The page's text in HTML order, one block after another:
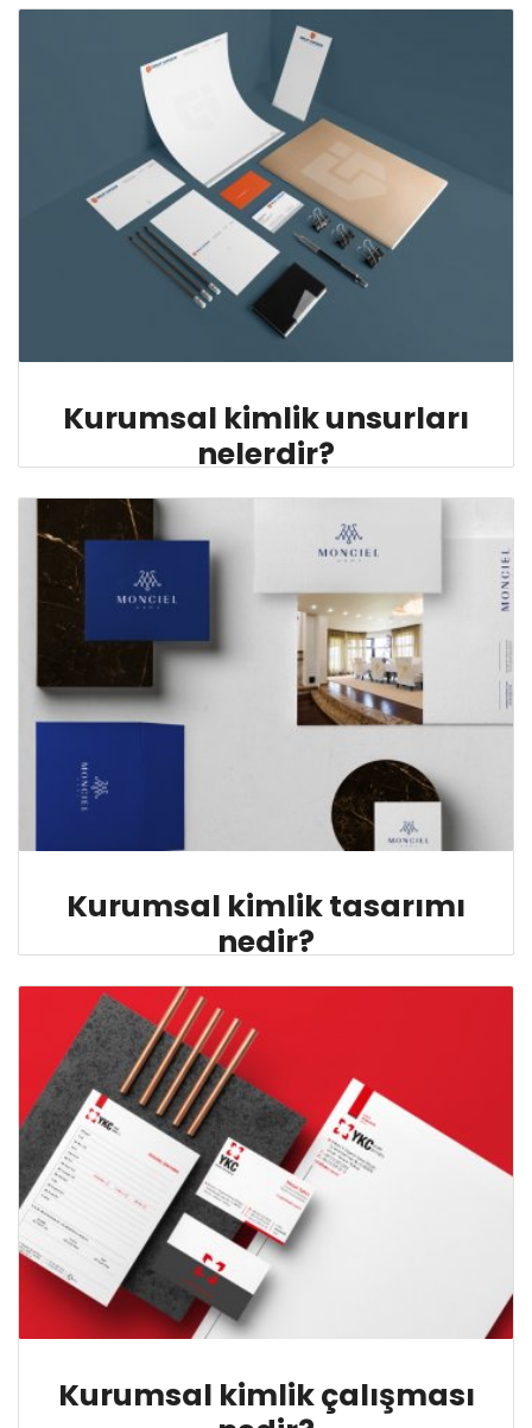
Kurumsal kimlik unsurları
nelerdir?
Kurumsal kimlik tasarımı
nedir?
Kurumsal kimlik çalışması